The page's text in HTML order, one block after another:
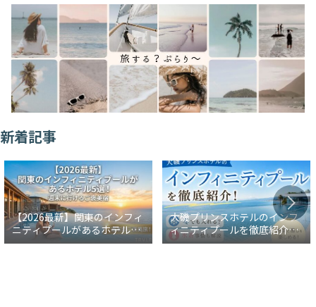
新着記事
【2026最新】関東のインフィ
ニティプールがあるホテル5
選！週末に行けるご褒美宿
大磯プリンスホテルのインフ
ィニティプールを徹底紹介！
冬でも入れる？水着事情も解